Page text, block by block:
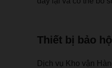
Thiết bị bảo
Dịch vụ Kho vận H à